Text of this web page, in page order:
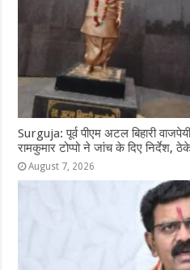
Surguja: पूर्व पीएम अटल बिहारी
रामकुमार टोप्पो ने जांच के दिए निर्देश,
August 7, 2026